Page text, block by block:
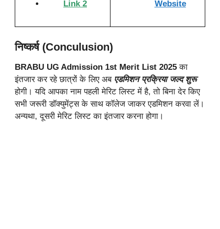
Link 2
Website
निष्कर्ष (Conculusion)
BRABU UG Admission 1st Merit List 2025 का
इंतजार कर रहे छात्रों के लिए अब एडमिशन प्रक्रिया जल्द शुरू
होगी। यदि आपका नाम पहली मेरिट लिस्ट में है, तो बिना देर किए
सभी जरूरी डॉक्युमेंट्स के साथ कॉलेज जाकर एडमिशन करवा लें।
अन्यथा, दूसरी मेरिट लिस्ट का इंतजार करना होगा।